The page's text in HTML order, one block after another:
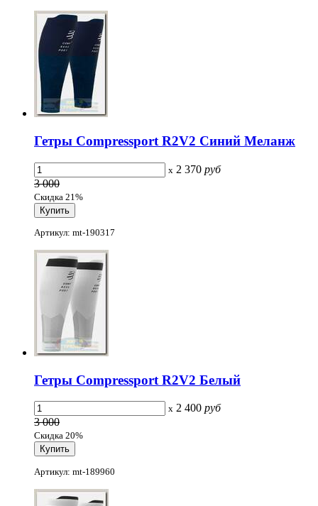
Гетры Compressport R2V2 Синий Меланж
x 2 370 руб
3 000
Скидка 21%
Артикул: mt-190317
Гетры Compressport R2V2 Белый
x 2 400 руб
3 000
Скидка 20%
Артикул: mt-189960